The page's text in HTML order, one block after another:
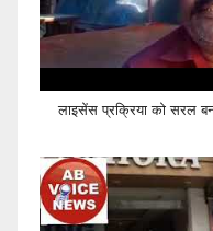
लाइसेंस प्रक्रिया को सरल